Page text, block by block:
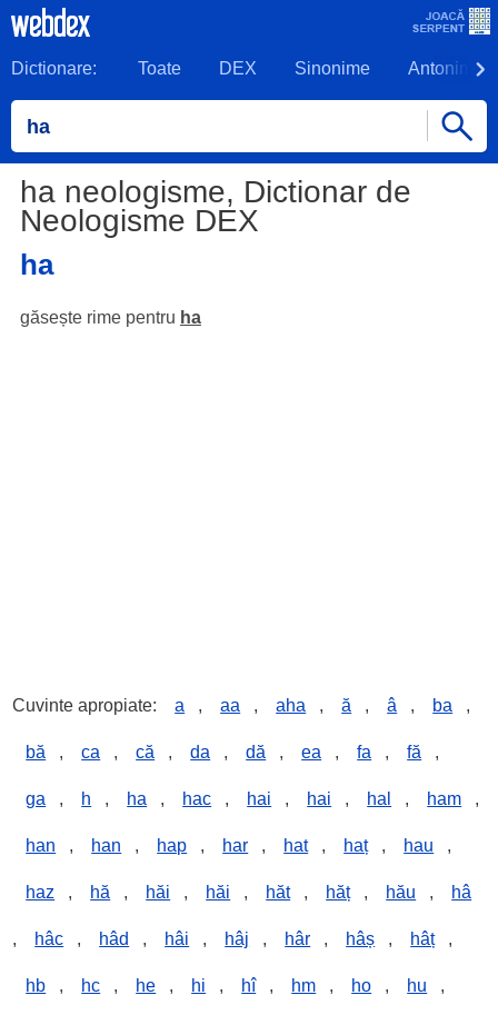
Dictionare: Toate DEX Sinonime Antonime
ha neologisme, Dictionar de
Neologisme DEX
ha
găsește rime pentru ha
Cuvinte apropiate: a , aa , aha , ă , â , ba ,
bă , ca , că , da , dă , ea , fa , fă ,
ga , h , ha , hac , hai , hai , hal , ham ,
han , han , hap , har , hat , haț , hau ,
haz , hă , hăi , hăi , hăt , hăț , hău , hâ
, hâc , hâd , hâi , hâj , hâr , hâș , hâț ,
hb , hc , he , hi , hî , hm , ho , hu ,